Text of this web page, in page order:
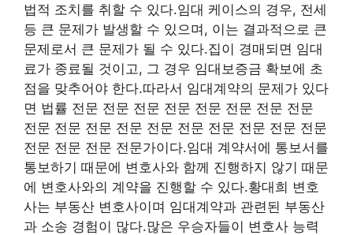
법적 조치를 취할 수 있다.임대 케이스의 경우, 전세
등 큰 문제가 발생할 수 있으며, 이는 결과적으로 큰
문제로서 큰 문제가 될 수 있다.집이 경매되면 임대
료가 종료될 것이고, 그 경우 임대보증금 확보에 초
점을 맞추어야 한다.따라서 임대계약의 문제가 있다
면 법률 전문 전문 전문 전문 전문 전문 전문 전문
전문 전문 전문 전문 전문 전문 전문 전문 전문 전문
전문 전문 전문 전문가이다.임대 계약서에 통보서를
통보하기 때문에 변호사와 함께 진행하지 않기 때문
에 변호사와의 계약을 진행할 수 있다.황대희 변호
사는 부동산 변호사이며 임대계약과 관련된 부동산
과 소송 경험이 많다.많은 우승자들이 변호사 능력